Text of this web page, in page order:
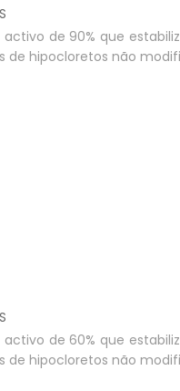
de 90% que
de hipocloretos não
de 60% que
de hipocloretos não